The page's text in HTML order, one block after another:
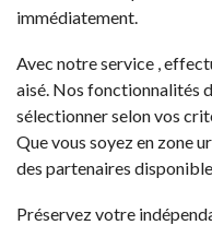
immédiatement.
Avec notre service ,
aisé. Nos fonctionnalités
sélectionner selon vos
Que vous soyez en zone
des partenaires
Préservez votre